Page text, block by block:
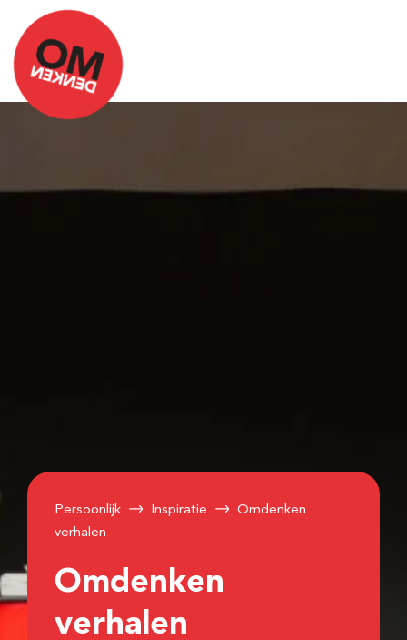
Persoonlijk Inspiratie
Omdenken
verhalen
Omdenken
verhalen